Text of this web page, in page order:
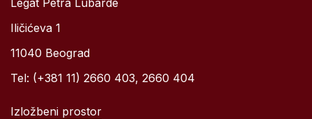
Iličićeva 1
11040 Beograd
Tel: (+381 11) 2660 403, 2660 404
Izložbeni prostor